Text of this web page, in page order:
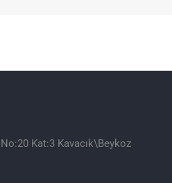
Kat:3 Kavacık\Beykoz